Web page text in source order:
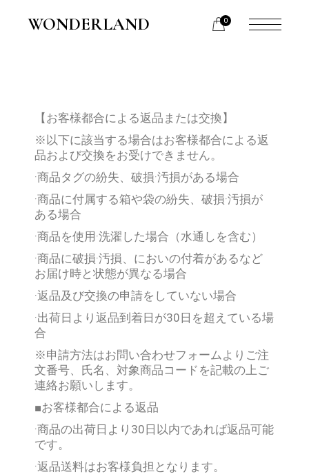
WONDERLAND 0
【お客様都合による返品または交換】
※ 以下に該当する場合はお客様都合による返
品および交換をお受けできません。
·商品タグの紛失、破損·汚損がある場合
·商品に付属する箱や袋の紛失、破損·汚損が
ある場合
·商品を使用·洗濯した場合（水通しを含む）
·商品に破損·汚損、においの付着があるなど
お届け時と状態が異なる場合
·返品及び交換の申請をしていない場合
·出荷日より返品到着日が30 日を超えている場
合
※申請方法はお問い合わせフォームよりご注
文番号、氏名、対象商品コードを記載の上ご
連絡お願いします。
■お客様都合による返品
·商品の出荷日より 30 日以内であれば返品可能
です。
·返品送料はお客様負担となります。